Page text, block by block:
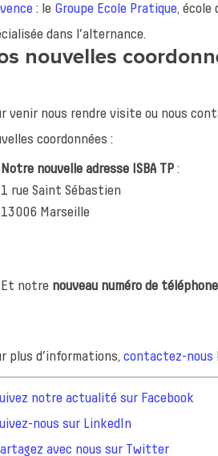
: le Groupe Ecole Pratique, école
dans l’alternance.
nouvelles
venir nous rendre visite ou nous
coordonnées :
Notre nouvelle adresse ISBA TP :
1 rue Saint Sébastien
13006 Marseille
Et notre nouveau numéro de téléphone
plus d’informations, contactez-nous !
notre actualité sur Facebook
nous sur LinkedIn
avec nous sur Twitter